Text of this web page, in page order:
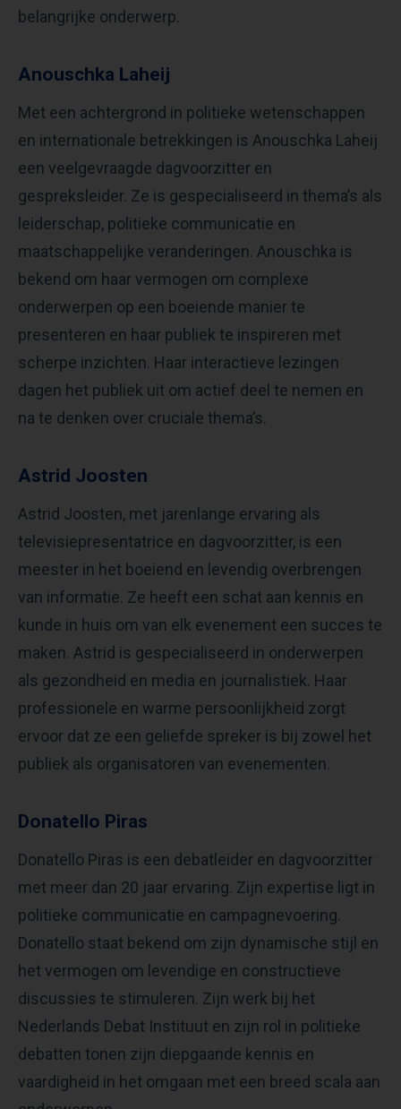
belangrijke onderwerp.
Anouschka Laheij
Met een achtergrond in politieke wetenschappen
en internationale betrekkingen is Anouschka Laheij
een veelgevraagde dagvoorzitter en
gespreksleider. Ze is gespecialiseerd in thema’s als
leiderschap, politieke communicatie en
maatschappelijke veranderingen. Anouschka is
bekend om haar vermogen om complexe
onderwerpen op een boeiende manier te
presenteren en haar publiek te inspireren met
scherpe inzichten. Haar interactieve lezingen
dagen het publiek uit om actief deel te nemen en
na te denken over cruciale thema’s.
Astrid Joosten
Astrid Joosten, met jarenlange ervaring als
televisiepresentatrice en dagvoorzitter, is een
meester in het boeiend en levendig overbrengen
van informatie. Ze heeft een schat aan kennis en
kunde in huis om van elk evenement een succes te
maken. Astrid is gespecialiseerd in onderwerpen
als gezondheid en media en journalistiek. Haar
professionele en warme persoonlijkheid zorgt
ervoor dat ze een geliefde spreker is bij zowel het
publiek als organisatoren van evenementen.
Donatello Piras
Donatello Piras is een debatleider en dagvoorzitter
met meer dan 20 jaar ervaring. Zijn expertise ligt in
politieke communicatie en campagnevoering.
Donatello staat bekend om zijn dynamische stijl en
het vermogen om levendige en constructieve
discussies te stimuleren. Zijn werk bij het
Nederlands Debat Instituut en zijn rol in politieke
debatten tonen zijn diepgaande kennis en
vaardigheid in het omgaan met een breed scala aan